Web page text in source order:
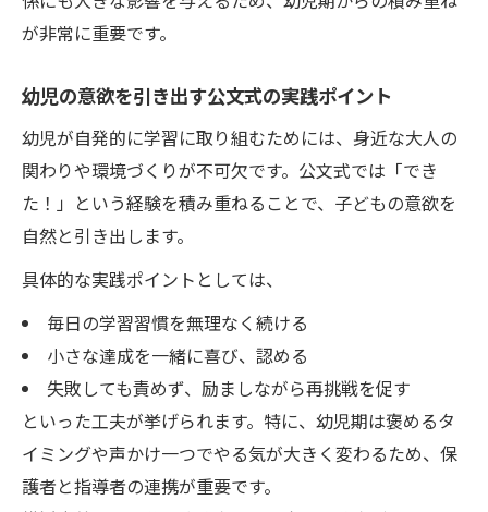
が非常に重要です。
幼児の意欲を引き出す公文式の実践ポイント
幼児が自発的に学習に取り組むためには、身近な大人の
関わりや環境づくりが不可欠です。公文式では「でき
た！」という経験を積み重ねることで、子どもの意欲を
自然と引き出します。
具体的な実践ポイントとしては、
毎日の学習習慣を無理なく続ける
小さな達成を一緒に喜び、認める
失敗しても責めず、励ましながら再挑戦を促す
といった工夫が挙げられます。特に、幼児期は褒めるタ
イミングや声かけ一つでやる気が大きく変わるため、保
護者と指導者の連携が重要です。